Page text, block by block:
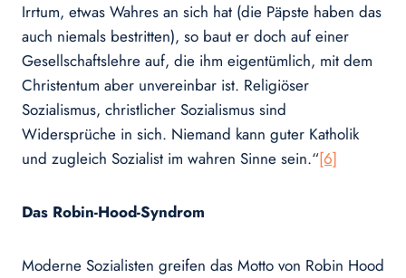
Irrtum, etwas Wahres an sich hat (die Päpste haben das
auch niemals bestritten), so baut er doch auf einer
Gesellschaftslehre auf, die ihm eigentümlich, mit dem
Christentum aber unvereinbar ist. Religiöser
Sozialismus, christlicher Sozialismus sind
Widersprüche in sich. Niemand kann guter Katholik
und zugleich Sozialist im wahren Sinne sein.“[6]
Das Robin-Hood-Syndrom
Moderne Sozialisten greifen das Motto von Robin Hood